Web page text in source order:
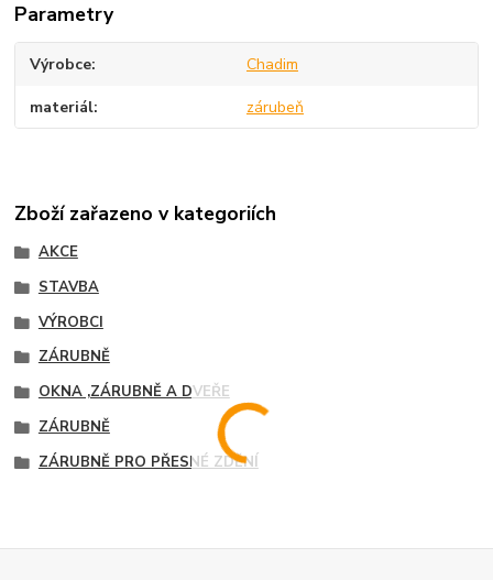
Parametry
Výrobce Chadim
materiál zárubeň
Zboží zařazeno v kategoriích
AKCE
STAVBA
VÝROBCI
ZÁRUBNĚ
OKNA ,ZÁRUBNĚ A DVEŘE
ZÁRUBNĚ
ZÁRUBNĚ PRO PŘESNÉ ZDĚNÍ